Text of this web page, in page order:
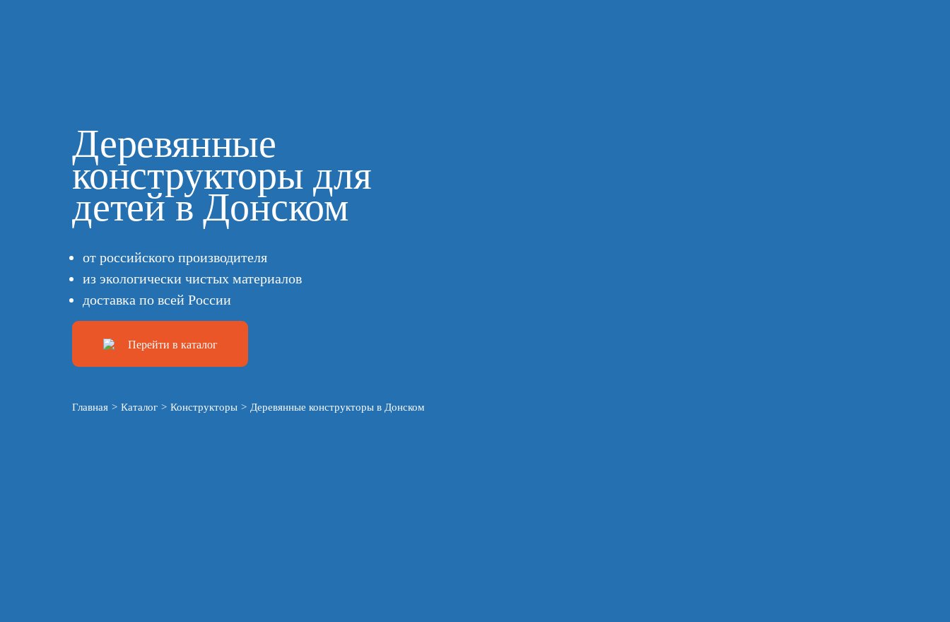
Деревянные
конструкторы для
детей в Донском
от российского производителя
из экологически чистых материалов
доставка по всей России
Перейти в каталог
Главная > Каталог > Конструкторы > Деревянные конструкторы в Донском